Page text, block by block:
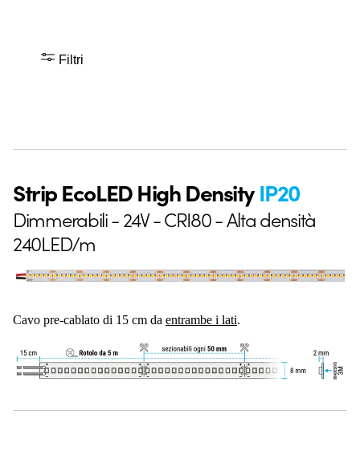
Filtri
Strip EcoLED High DensityIP20
Dimmerabili - 24V - CRI80 - Alta densità
240LED/m
Cavo pre-cablato di 15 cm da entrambe i lati.